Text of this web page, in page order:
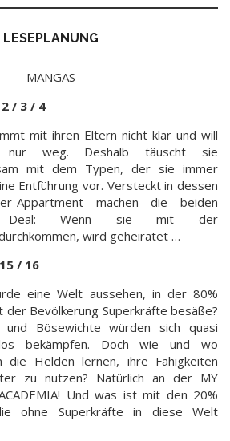
LESEPLANUNG
MANGAS
/ 3 / 4
mit ihren Eltern nicht klar und will
nur weg. Deshalb täuscht sie
mit dem Typen, der sie immer
Entführung vor. Versteckt in dessen
Appartment machen die beiden
Deal: Wenn sie mit der
wird geheiratet …
/ 16
eine Welt aussehen, in der 80%
der Bevölkerung Superkräfte besäße?
und Bösewichte würden sich quasi
bekämpfen. Doch wie und wo
die Helden lernen, ihre Fähigkeiten
zu nutzen? Natürlich an der MY
Und was ist mit den 20%
ohne Superkräfte in diese Welt